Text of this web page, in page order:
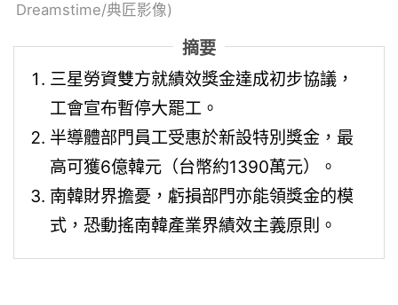
Dreamstime/典匠影像)
摘要
三星勞資雙方就績效獎金達成初步協議，
工會宣布暫停大罷工。
半導體部門員工受惠於新設特別獎金，最
高可獲6億韓元（台幣約1390萬元）。
南韓財界擔憂，虧損部門亦能領獎金的模
式，恐動搖南韓產業界績效主義原則。